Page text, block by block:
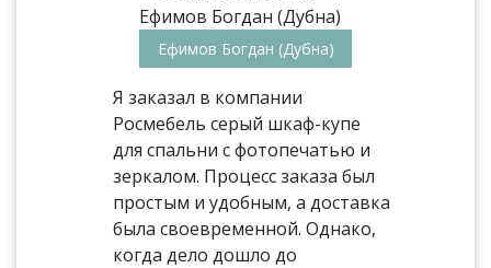
Ефимов Богдан (Дубна)
Я заказал в компании
Росмебель серый шкаф-купе
для спальни с фотопечатью и
зеркалом. Процесс заказа был
простым и удобным, а доставка
была своевременной. Однако,
когда дело дошло до